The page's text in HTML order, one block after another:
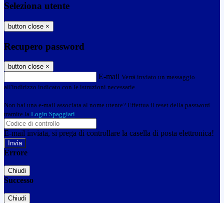
Seleziona utente
button close ×
Recupero password
button close ×
E-mail Verrà inviato un messaggio
all'indirizzo indicato con le istruzioni necessarie.
Non hai una e-mail associata al nome utente? Effettua il reset della password
tramite la Login Spaggiari
E-mail inviata, si prega di controllare la casella di posta elettronica!
Errore
Chiudi
Successo
Chiudi